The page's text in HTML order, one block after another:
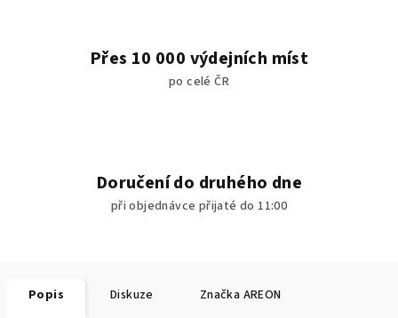
Přes 10 000 výdejních míst
po celé ČR
Doručení do druhého dne
při objednávce přijaté do 11:00
Popis Diskuze Značka AREON